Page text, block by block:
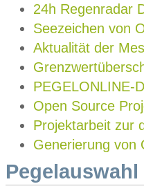
24h Regenradar
Seezeichen von
Aktualität der
PEGELONLINE-
Open Source
Projektarbeit zur
Generierung von